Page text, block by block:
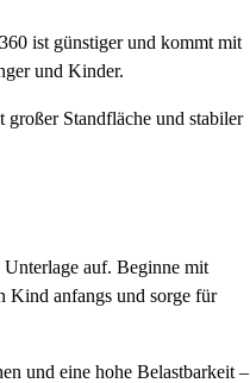
ist günstiger und kommt mit
und Kinder.
Standfläche und stabiler
Unterlage auf. Beginne mit
Kind anfangs und sorge für
und eine hohe Belastbarkeit –